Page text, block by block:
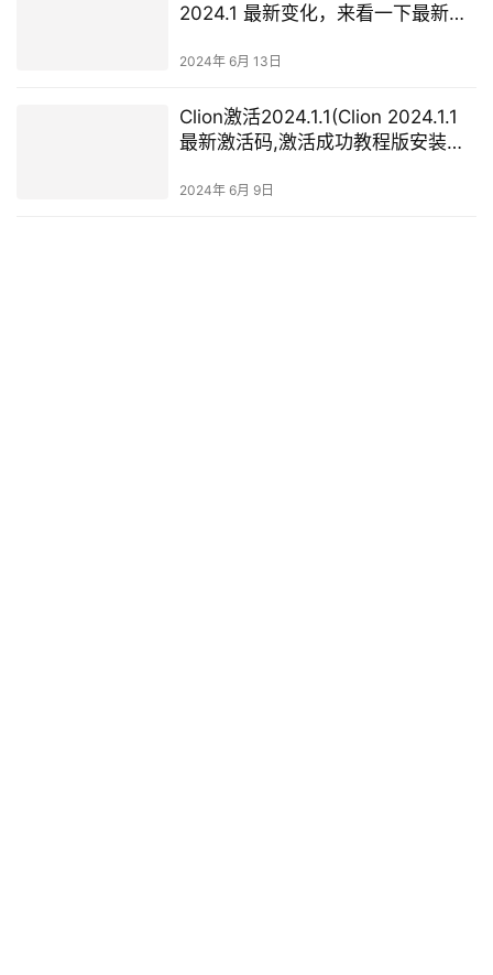
2024.1 最新变化，来看一下最新版
2024年 6月 13日
Clion激活2024.1.1(Clion 2024.1.1
最新激活码,激活成功教程版安装教
2024年 6月 9日